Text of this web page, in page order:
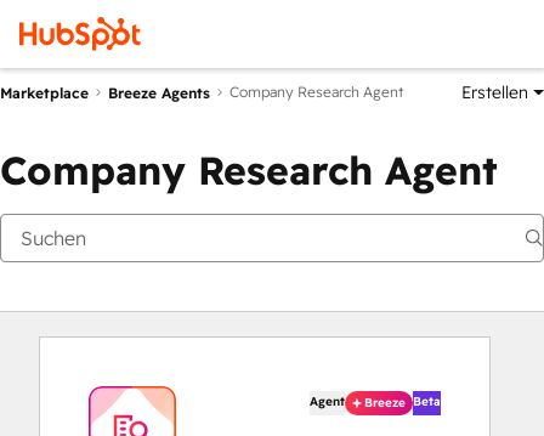
Marketplace Breeze Agents Company Research Agent Erstellen
Company Research Agent
Agent Breeze Beta